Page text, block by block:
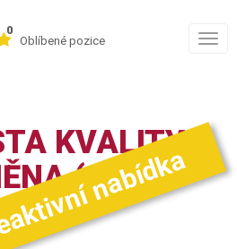
0
Oblíbené pozice
KVALITY |
(38–
nabídka